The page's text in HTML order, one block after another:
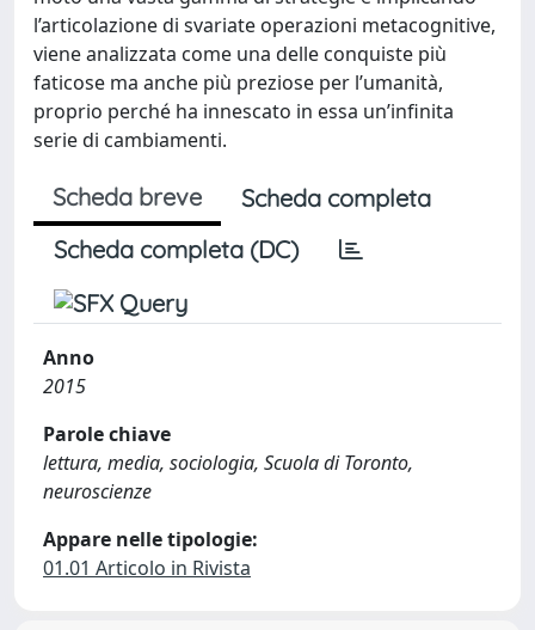
l’articolazione di svariate operazioni metacognitive,
viene analizzata come una delle conquiste più
faticose ma anche più preziose per l’umanità,
proprio perché ha innescato in essa un’infinita
serie di cambiamenti.
Scheda breve
Scheda completa
Scheda completa (DC)
Anno
2015
Parole chiave
lettura, media, sociologia, Scuola di Toronto,
neuroscienze
Appare nelle tipologie:
01.01 Articolo in Rivista